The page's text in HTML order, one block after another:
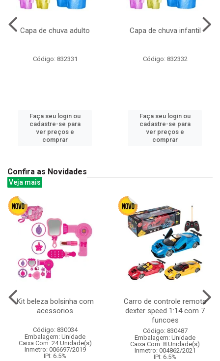
Capa de chuva adulto
Código: 832331
Faça seu login ou
cadastre-se para
ver preços e
comprar
Capa de chuva infantil
Código: 832332
Faça seu login ou
cadastre-se para
ver preços e
comprar
Confira as Novidades
Veja mais
Kit beleza bolsinha com
acessorios
Código: 830034
Embalagem: Unidade
Caixa Com: 24 Unidade(s)
Inmetro: 006697/2019
IPI: 6.5%
Carro de controle remoto
dexter speed 1:14 com 7
funcoes
Código: 830487
Embalagem: Unidade
Caixa Com: 8 Unidade(s)
Inmetro: 004862/2021
IPI: 6.5%